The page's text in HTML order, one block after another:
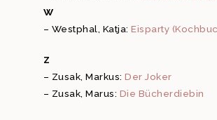
W
– Westphal, Katja: Eisparty
Z
– Zusak, Markus: Der Joker
– Zusak, Marus: Die Bücherdiebin